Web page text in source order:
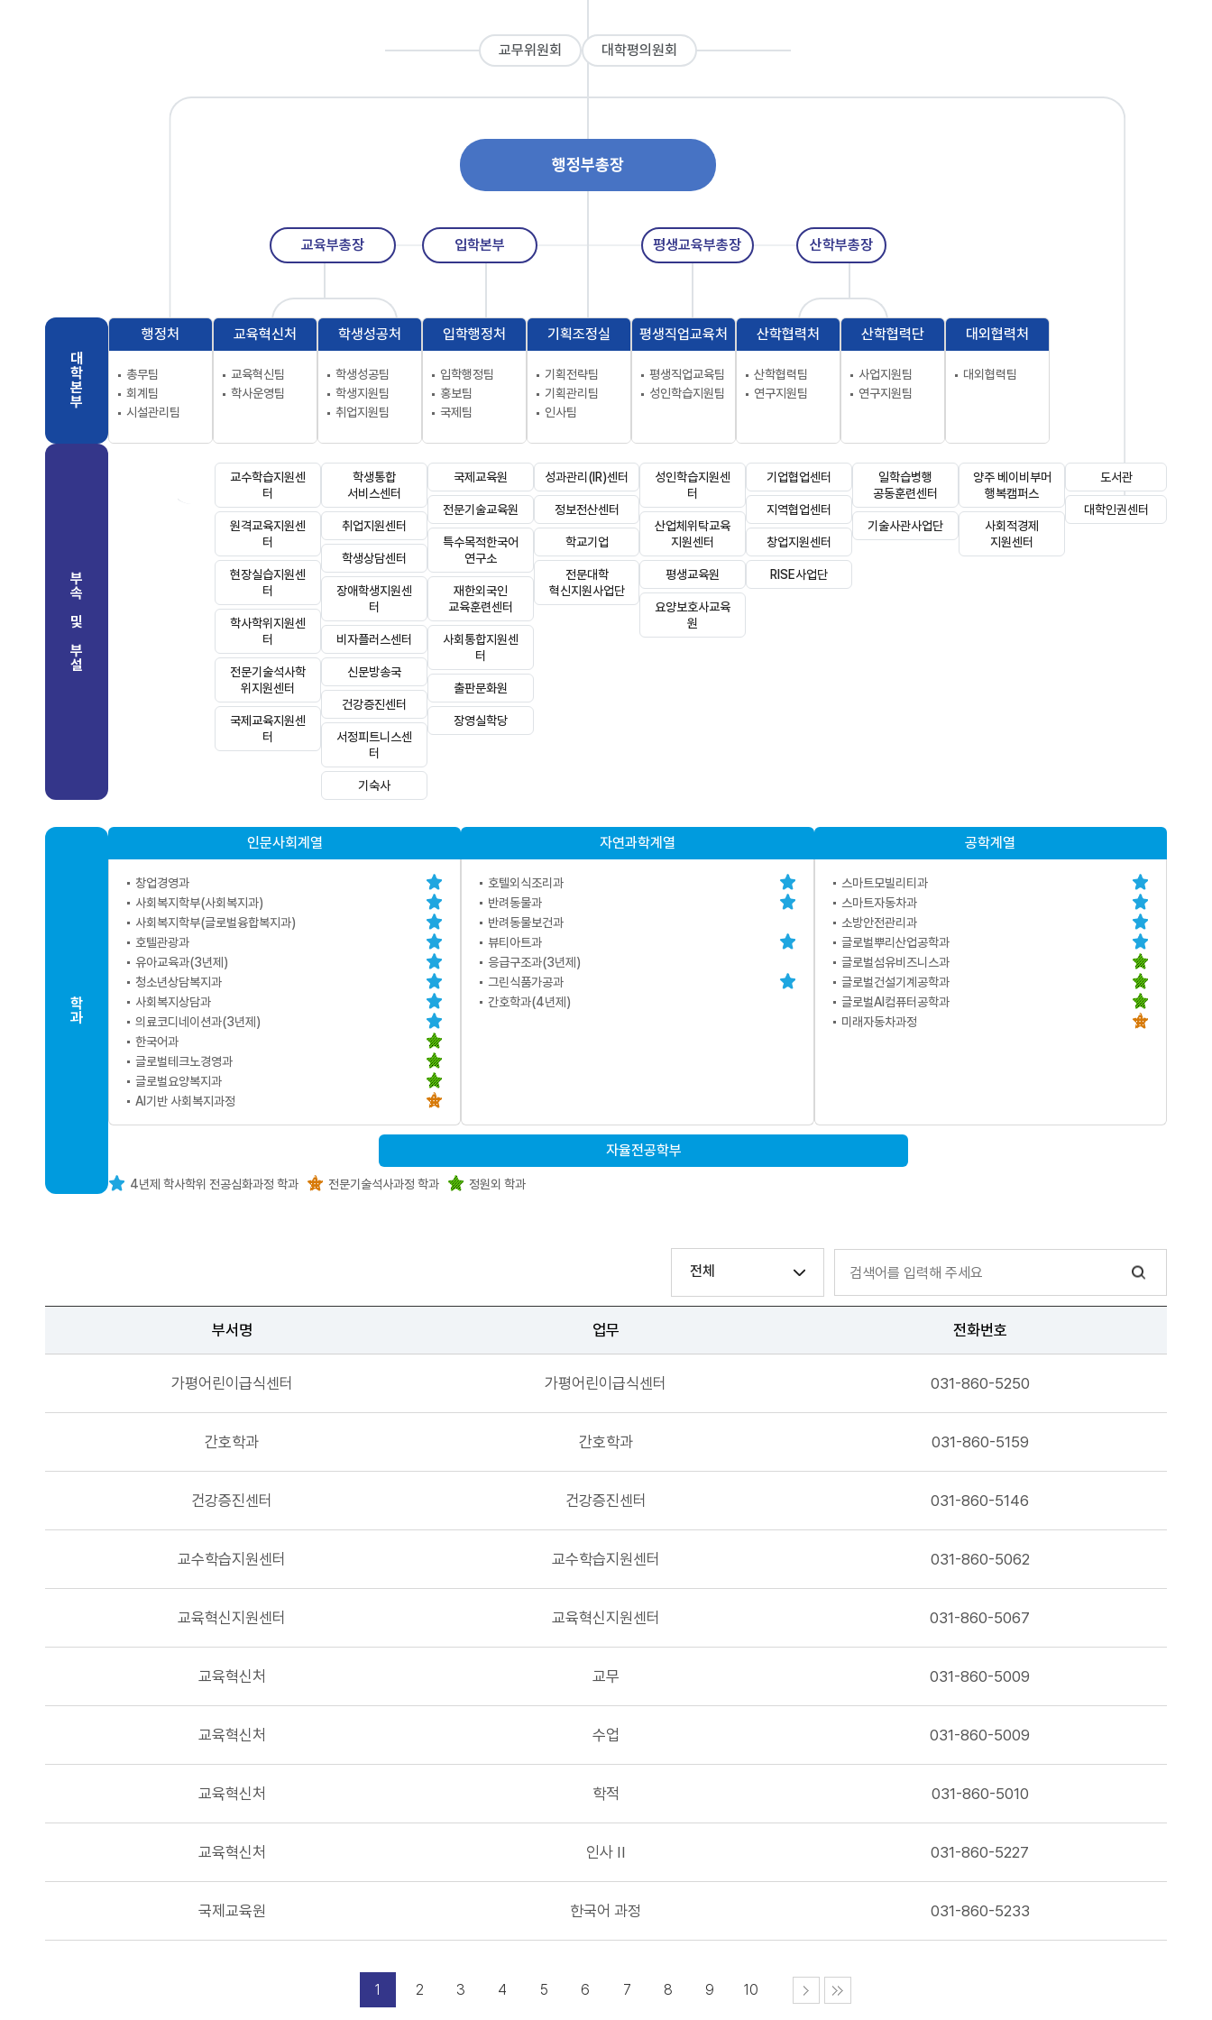
교무위원회 대학평의원회
행정부총장
교육부총장 입학본부 평생교육부총장 산학부총장
대
학
본
부
행정처
총무팀
회계팀
시설관리팀
교육혁신처
교육혁신팀
학사운영팀
학생성공처
학생성공팀
학생지원팀
취업지원팀
입학행정처
입학행정팀
홍보팀
국제팀
기획조정실
기획전략팀
기획관리팀
인사팀
평생직업교육처
평생직업교육팀
성인학습지원팀
산학협력처
산학협력팀
연구지원팀
산학협력단
사업지원팀
연구지원팀
대외협력처
대외협력팀
부
속
및
부
설
교수학습지원센
터(새 창 열림)
원격교육지원센
터
현장실습지원센
터
학사학위지원센
터
전문기술석사학
위지원센터
국제교육지원센
터
학생통합
서비스센터
취업지원센터
학생상담센터(새 창 열림)
장애학생지원센
터
비자플러스센터
신문방송국
건강증진센터
서정피트니스센
터
기숙사
국제교육원
전문기술교육원
특수목적한국어
연구소
재한외국인
교육훈련센터
사회통합지원센
터
출판문화원
장영실학당
성과관리(IR)센터
정보전산센터
학교기업
전문대학
혁신지원사업단
성인학습지원센
터
산업체위탁교육
지원센터
평생교육원
요양보호사교육
원
기업협업센터
지역협업센터
창업지원센터
RISE사업단
일학습병행
공동훈련센터
기술사관사업단
양주 베이비부머
행복캠퍼스
사회적경제
지원센터
도서관(새 창 열림)
대학인권센터
학
과
인문사회계열
창업경영과
사회복지학부(사회복지과)
사회복지학부(글로벌융합복지과)
호텔관광과
유아교육과(3년제)
청소년상담복지과
사회복지상담과
의료코디네이션과(3년제)
한국어과
글로벌테크노경영과
글로벌요양복지과
AI기반 사회복지과정
자연과학계열
호텔외식조리과
반려동물과
반려동물보건과
뷰티아트과
응급구조과(3년제)
그린식품가공과
간호학과(4년제)
공학계열
스마트모빌리티과
스마트자동차과
소방안전관리과
글로벌뿌리산업공학과
글로벌섬유비즈니스과
글로벌건설기계공학과
글로벌AI컴퓨터공학과
미래자동차과정
자율전공학부
4년제 학사학위 전공심화과정 학과 전문기술석사과정 학과 정원외 학과
전체
부서명 업무 전화번호
가평어린이급식센터 가평어린이급식센터 031-860-5250
간호학과 간호학과 031-860-5159
건강증진센터 건강증진센터 031-860-5146
교수학습지원센터 교수학습지원센터 031-860-5062
교육혁신지원센터 교육혁신지원센터 031-860-5067
교육혁신처 교무 031-860-5009
교육혁신처 수업 031-860-5009
교육혁신처 학적 031-860-5010
교육혁신처 인사 II 031-860-5227
국제교육원 한국어 과정 031-860-5233
1 2 3 4 5 6 7 8 9 10